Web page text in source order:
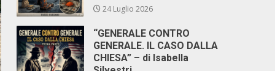
24 Luglio 2026
“GENERALE CONTRO
GENERALE. IL CASO DALLA
CHIESA” – di Isabella